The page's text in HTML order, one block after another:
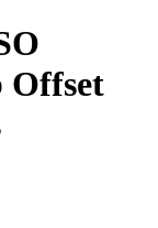
Offset